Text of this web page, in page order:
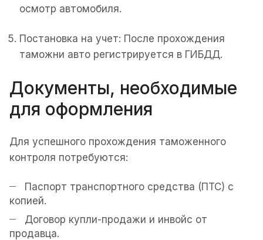
осмотр автомобиля.
Постановка на учет: После прохождения
таможни авто регистрируется в ГИБДД.
Документы, необходимые
для оформления
Для успешного прохождения таможенного
контроля потребуются:
Паспорт транспортного средства (ПТС) с
копией.
Договор купли-продажи и инвойс от
продавца.